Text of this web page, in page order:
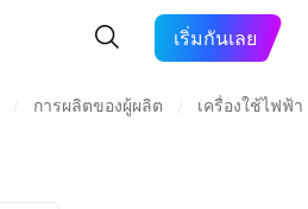
เริ่มกันเลย
การผลิตของผู้ผลิต เครื่องใช้ไฟฟ้า